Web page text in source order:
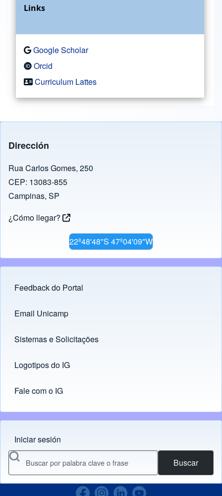
Links
Google Scholar
Orcid
Curriculum Lattes
Dirección
Rua Carlos Gomes, 250
CEP: 13083-855
Campinas, SP
¿Cómo llegar?
22º48'48"S 47º04'09"W
Footer menu
Feedback do Portal
Links
Email Unicamp
(opens in new tab)
Sistemas e Solicitações
(opens in new tab)
Logotipos do IG
(opens in new tab)
Fale com o IG
Menu do usuário
Iniciar sesión
Buscar